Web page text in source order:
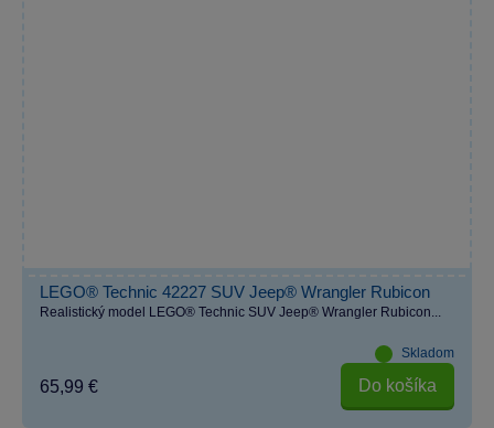
LEGO® Technic 42227 SUV Jeep® Wrangler Rubicon
Realistický model LEGO® Technic SUV Jeep® Wrangler Rubicon...
Skladom
65,99 € Do košíka